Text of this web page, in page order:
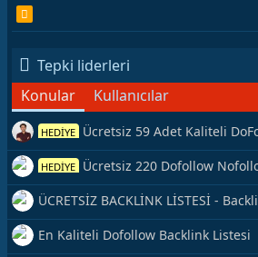
S
Tepki liderleri
Konular
Kullanıcılar
HEDİYE Ücretsiz 59 Adet Kaliteli
Kaynağı Veriyorum.
HEDİYE Ücretsiz 220 Dofollow
Veriyorum
ÜCRETSİZ BACKLİNK LİSTESİ -
Hemen Yetiş!
En Kaliteli Dofollow Backlink Listesi